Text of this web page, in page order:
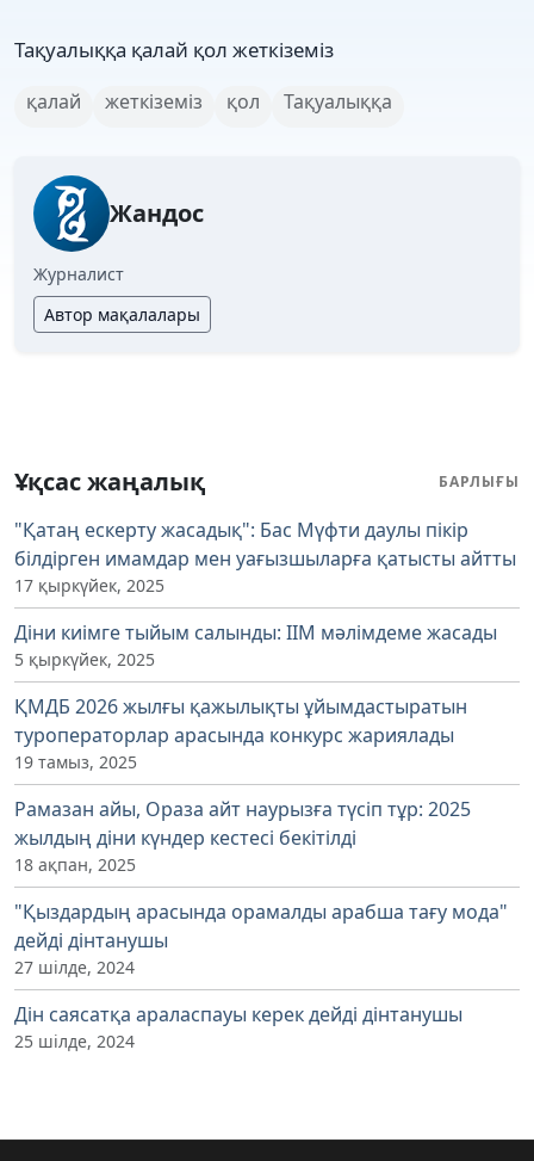
Тақуалыққа қалай қол жеткіземіз
қалай жеткіземіз қол Тақуалыққа
Жандос
Журналист
Автор мақалалары
Ұқсас жаңалық БАРЛЫҒЫ
"Қатаң ескерту жасадық": Бас Мүфти даулы пікір
білдірген имамдар мен уағызшыларға қатысты айтты
17 қыркүйек, 2025
Діни киімге тыйым салынды: ІІМ мәлімдеме жасады
5 қыркүйек, 2025
ҚМДБ 2026 жылғы қажылықты ұйымдастыратын
туроператорлар арасында конкурс жариялады
19 тамыз, 2025
Рамазан айы, Ораза айт наурызға түсіп тұр: 2025
жылдың діни күндер кестесі бекітілді
18 ақпан, 2025
"Қыздардың арасында орамалды арабша тағу мода"
дейді дінтанушы
27 шілде, 2024
Дін саясатқа араласпауы керек дейді дінтанушы
25 шілде, 2024